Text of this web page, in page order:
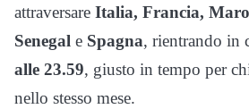
attraversare Italia, Francia,
Senegal e Spagna, rientrando in
alle 23.59, giusto in tempo per
nello stesso mese.